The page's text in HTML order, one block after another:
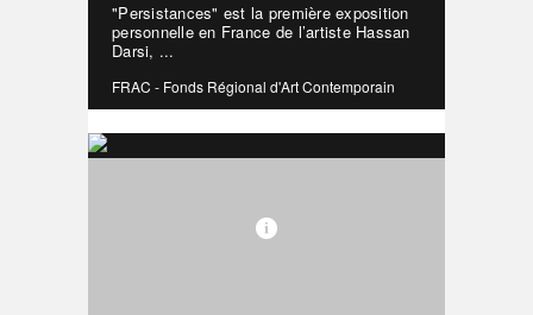
"Persistances" est la première exposition
personnelle en France de l’artiste Hassan
Darsi, ...
FRAC - Fonds Régional d'Art Contemporain